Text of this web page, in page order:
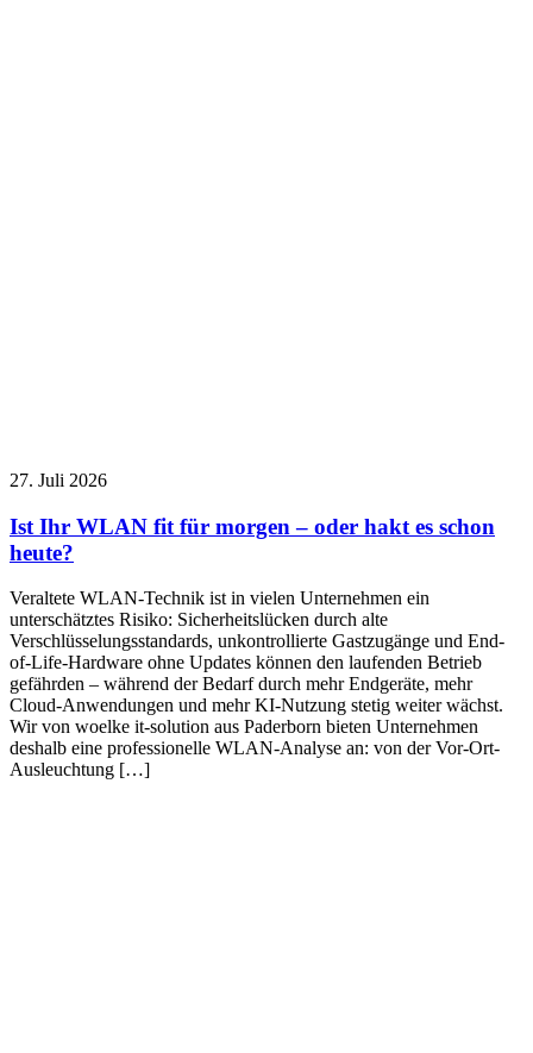
27. Juli 2026
Ist Ihr WLAN fit für morgen – oder hakt es schon
heute?
Veraltete WLAN-Technik ist in vielen Unternehmen ein
unterschätztes Risiko: Sicherheitslücken durch alte
Verschlüsselungsstandards, unkontrollierte Gastzugänge und End-
of-Life-Hardware ohne Updates können den laufenden Betrieb
gefährden – während der Bedarf durch mehr Endgeräte, mehr
Cloud-Anwendungen und mehr KI-Nutzung stetig weiter wächst.
Wir von woelke it-solution aus Paderborn bieten Unternehmen
deshalb eine professionelle WLAN-Analyse an: von der Vor-Ort-
Ausleuchtung […]